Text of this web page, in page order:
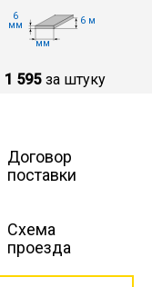
6
мм
6 м
мм
1 595 за штуку
Договор
поставки
Схема
проезда